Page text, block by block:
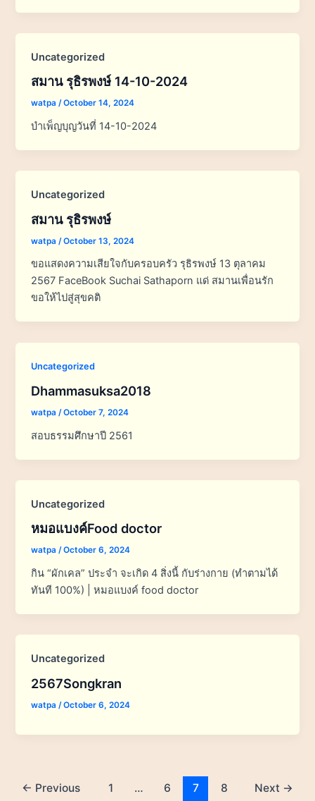
Uncategorized
สมาน รุธิรพงษ์ 14-10-2024
watpa/October 14, 2024
บำเพ็ญบุญวันที่ 14-10-2024
Uncategorized
สมาน รุธิรพงษ์
watpa /October 13, 2024
ขอแสดงความเสียใจกับครอบครัว รุธิรพงษ์ 13 ตุลาคม
2567 FaceBook Suchai Sathaporn แด่ สมานเพื่อนรัก
ขอให้ไปสู่สุขคติ
Uncategorized
Dhammasuksa2018
watpa/October 7, 2024
สอบธรรมศึกษาปี 2561
Uncategorized
หมอแบงค์Food doctor
watpa/October 6, 2024
กิน “ผักเคล” ประจำ จะเกิด 4 สิ่งนี้ กับร่างกาย (ทำตามได้
ทันที 100%) | หมอแบงค์ food doctor
Uncategorized
2567Songkran
watpa /October 6, 2024
← Previous 1 … 6 7 8 Next →